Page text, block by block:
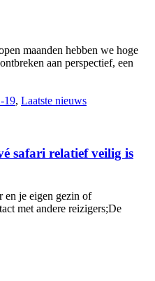
maanden hebben we hoge
aan perspectief, een
19, Laatste nieuws
safari relatief veilig is
en je eigen gezin of
met andere reizigers;De